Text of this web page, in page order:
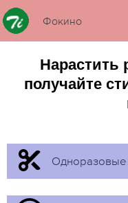
Фокино
Нарастить
получайте
Одноразовые